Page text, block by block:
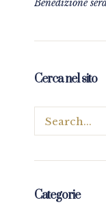
Benedizione
Cerca nel sito
Categorie